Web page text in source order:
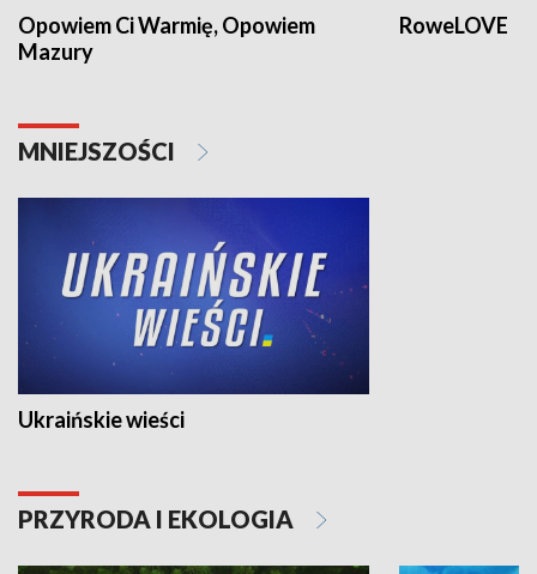
Opowiem Ci Warmię, Opowiem
Mazury
RoweLOVE
MNIEJSZOŚCI
Ukraińskie wieści
PRZYRODA I EKOLOGIA